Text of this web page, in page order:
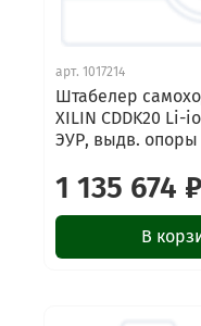
арт.1017214
Штабелер
XILIN CDDK20 Li-
ЭУР, выдв.
1 135 674 ₽
В